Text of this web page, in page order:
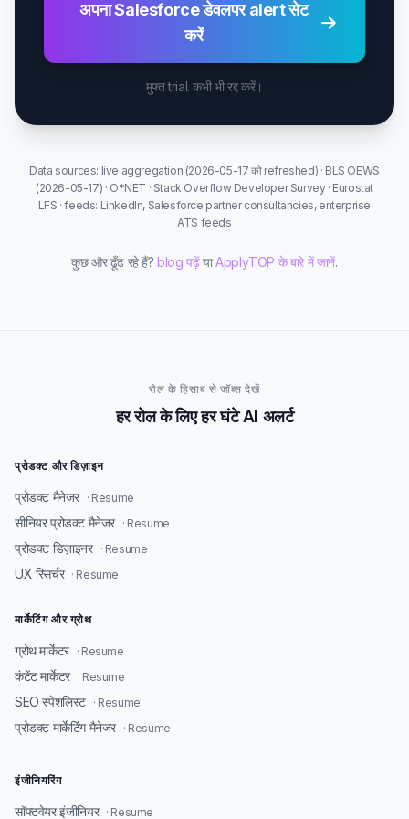
अपना Salesforce डेवलपर alert सेट
करें
मुफ्त trial. कभी भी रद्द करें।
Data sources: live aggregation (2026-05-17 को refreshed) · BLS OEWS
(2026-05-17) · O*NET · Stack Overflow Developer Survey · Eurostat
LFS · feeds: LinkedIn, Salesforce partner consultancies, enterprise
ATS feeds
कुछ और ढूँढ रहे हैं?blog पढ़ेंयाApplyTOP के बारे में जानें.
रोल के हिसाब से जॉब्स देखें
हर रोल के लिए हर घंटे AI अलर्ट
प्रोडक्ट और डिज़ाइन
प्रोडक्ट मैनेजर · Resume
सीनियर प्रोडक्ट मैनेजर · Resume
प्रोडक्ट डिज़ाइनर · Resume
UX रिसर्चर · Resume
मार्केटिंग और ग्रोथ
ग्रोथ मार्केटर · Resume
कंटेंट मार्केटर · Resume
SEO स्पेशलिस्ट · Resume
प्रोडक्ट मार्केटिंग मैनेजर · Resume
इंजीनियरिंग
सॉफ्टवेयर इंजीनियर · Resume